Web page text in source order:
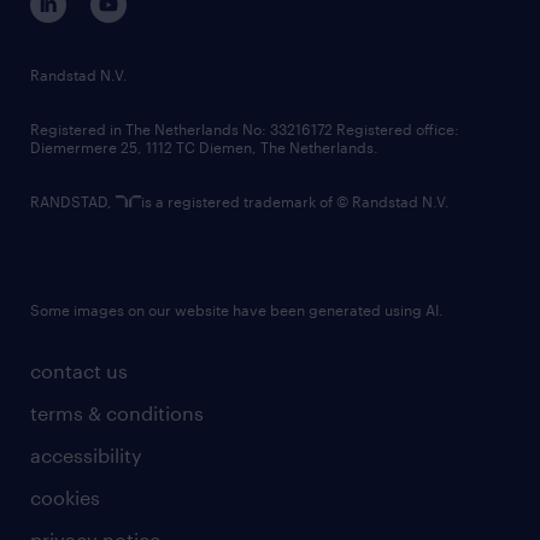
randstad innovation fund
country websites
contact us
terms & conditions
accessibility
cookies
Randstad N.V.
Registered in The Netherlands No: 33216172 Registered office:
Diemermere 25, 1112 TC Diemen, The Netherlands.
RANDSTAD, is a registered trademark of © Randstad N.V.
Some images on our website have been generated using AI.